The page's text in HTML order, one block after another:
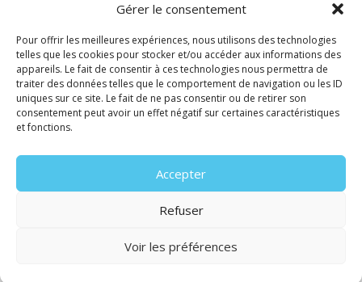
Gérer le consentement
Pour offrir les meilleures expériences, nous utilisons des technologies
telles que les cookies pour stocker et/ou accéder aux informations des
appareils. Le fait de consentir à ces technologies nous permettra de
traiter des données telles que le comportement de navigation ou les ID
uniques sur ce site. Le fait de ne pas consentir ou de retirer son
consentement peut avoir un effet négatif sur certaines caractéristiques
et fonctions.
Accepter
Refuser
Voir les préférences
Le développement à ressources constantes.
15 places des Terres-Neuves Apt 301
33130 Bègles
09 81 48 15 27 / 06 67 65 45 27
francois.bauduin@recykligo.fr
SPORTNATURA © 2025 | TOUS DROITS RÉSERVÉS | CRÉATION DU SITE :